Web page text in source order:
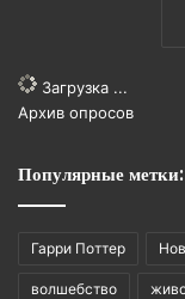
Загрузка ...
Архив опросов
Популярные метки:
Гарри Поттер
волшебство